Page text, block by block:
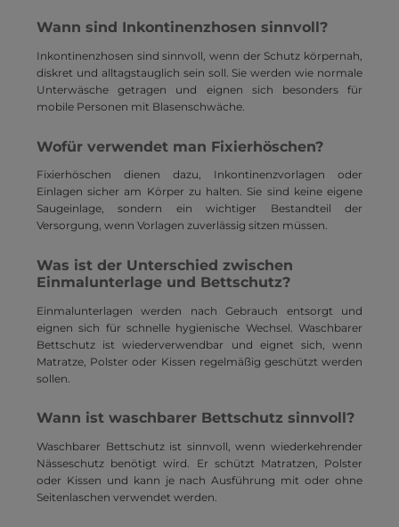
Wann sind Inkontinenzhosen sinnvoll?
Inkontinenzhosen sind sinnvoll, wenn der Schutz körpernah,
diskret und alltagstauglich sein soll. Sie werden wie normale
Unterwäsche getragen und eignen sich besonders für
mobile Personen mit Blasenschwäche.
Wofür verwendet man Fixierhöschen?
Fixierhöschen dienen dazu, Inkontinenzvorlagen oder
Einlagen sicher am Körper zu halten. Sie sind keine eigene
Saugeinlage, sondern ein wichtiger Bestandteil der
Versorgung, wenn Vorlagen zuverlässig sitzen müssen.
Was ist der Unterschied zwischen
Einmalunterlage und Bettschutz?
Einmalunterlagen werden nach Gebrauch entsorgt und
eignen sich für schnelle hygienische Wechsel. Waschbarer
Bettschutz ist wiederverwendbar und eignet sich, wenn
Matratze, Polster oder Kissen regelmäßig geschützt werden
sollen.
Wann ist waschbarer Bettschutz sinnvoll?
Waschbarer Bettschutz ist sinnvoll, wenn wiederkehrender
Nässeschutz benötigt wird. Er schützt Matratzen, Polster
oder Kissen und kann je nach Ausführung mit oder ohne
Seitenlaschen verwendet werden.